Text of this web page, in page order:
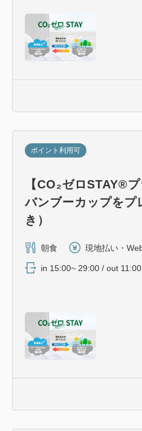
シャンプー・コンディショ
アブラシ
ボディータオル・シェーバ
ラシ
ポイント利用可
【CO₂ゼロSTAY®
バンブーカップをプ
き）
朝食 現地払い・
in 15:00~ 29:00 / out